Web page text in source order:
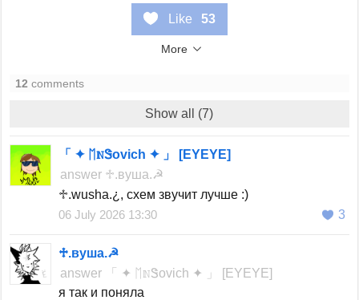
Like 53
More
12 comments
Show all (7)
「 ✦ ᛖℕᏕovich ✦ 」 [EYEYE]
answer ♱︎.вуша.☭
♱︎.wusha.¿, схем звучит лучше :)
06 July 2026 13:30
3
♱︎.вуша.☭
answer
「 ✦ ᛖℕᏕovich ✦ 」 [EYEYE]
я так и поняла